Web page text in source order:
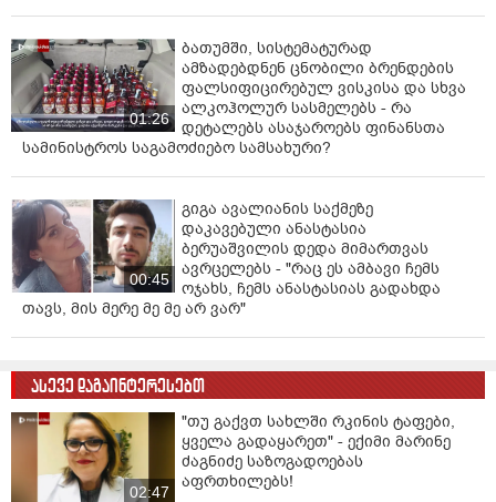
01:26
ბათუმში, სისტემატურად
ამზადებდნენ ცნობილი ბრენდების
ფალსიფიცირებულ ვისკისა და სხვა
ალკოჰოლურ სასმელებს - რა
დეტალებს ასაჯაროებს ფინანსთა
სამინისტროს საგამოძიებო სამსახური?
00:45
გიგა ავალიანის საქმეზე
დაკავებული ანასტასია
ბერუაშვილის დედა მიმართვას
ავრცელებს - "რაც ეს ამბავი ჩემს
ოჯახს, ჩემს ანასტასიას გადახდა
თავს, მის მერე მე მე არ ვარ"
ასევე დაგაინტერესებთ
02:47
"თუ გაქვთ სახლში რკინის ტაფები,
ყველა გადაყარეთ" - ექიმი მარინე
ძაგნიძე საზოგადოებას
აფრთხილებს!